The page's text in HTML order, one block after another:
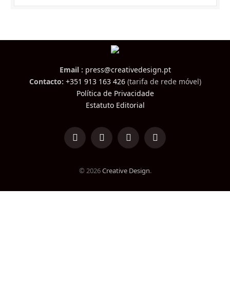
Email : press@creativedesign.pt
Contacto: +351 913 163 426(tarifa de rede móvel)
Política de Privacidade
Estatuto Editorial
LinkedInFacebookInstagramTikTok
© 2026Creative Design.